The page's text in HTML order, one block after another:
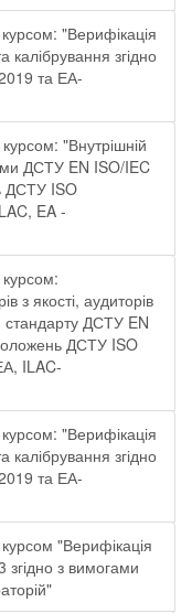
"Верифікація
калібрування згідно
та ЕА-
"Внутрішній
ДСТУ EN ISO/IEC
ДСТУ ISO
EA -
з якості, аудиторів
стандарту ДСТУ EN
ДСТУ ISO
ILAC-
"Верифікація
калібрування згідно
та ЕА-
"Верифікація
з вимогами